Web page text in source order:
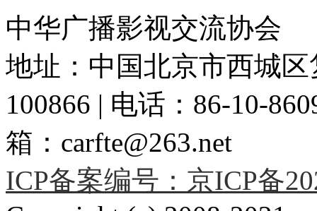
中华广播影视交流协会
地址：中国北京市西城
100866 | 电话：86-10-
箱：carfte@263.net
ICP备案编号：京ICP备